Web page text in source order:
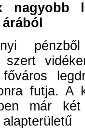
nagyobb
szertfutja. A
már
árak